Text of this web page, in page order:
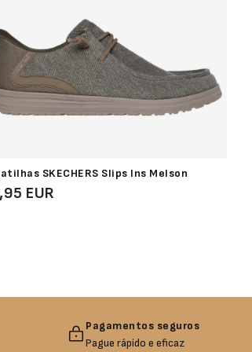
SKECHERS Slips Ins Melson
EUR
Pagamentos seguros
Pague rápido e eficaz